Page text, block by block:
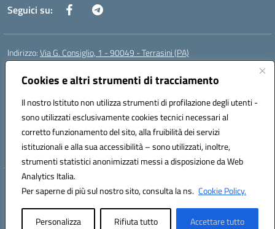
Cookies e altri strumenti di tracciamento
Il nostro Istituto non utilizza strumenti di profilazione degli utenti -
sono utilizzati esclusivamente cookies tecnici necessari al
corretto funzionamento del sito, alla fruibilità dei servizi
istituzionali e alla sua accessibilità – sono utilizzati, inoltre,
strumenti statistici anonimizzati messi a disposizione da Web
Analytics Italia.
Per saperne di più sul nostro sito, consulta la ns. Cookie Policy.
Personalizza Rifiuta tutto Accettare tutto
Seguici su:
Indirizzo:Via G. Consiglio, 1 - 90049 - Terrasini (PA)
Centralino:
Posta elettronica certificata (PEC):paic88700d@pec.istruzione.it
Codice fiscale: 80025710825
Codice meccanografico:PAIC88700D
Codice Indice delle Pubbliche Amministrazioni (IPA): istsc_paic88700d
Codice unico di fatturazione (CUF): UF7LHF
Hosting & Powered by 3D Solution S.r.l.
Concept & Design by Designers Italia